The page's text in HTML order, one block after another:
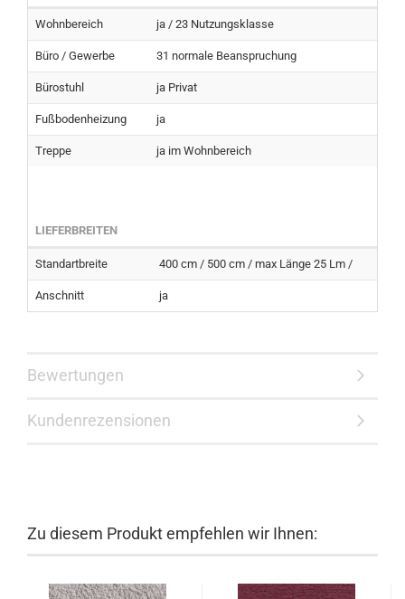
Wohnbereich ja / 23 Nutzungsklasse
Büro / Gewerbe 31 normale Beanspruchung
Bürostuhl ja Privat
Fußbodenheizung ja
Treppe ja im Wohnbereich
LIEFERBREITEN
Standartbreite 400 cm / 500 cm / max Länge 25 Lm /
Anschnitt ja
Bewertungen
Kundenrezensionen
Zu diesem Produkt empfehlen wir Ihnen: